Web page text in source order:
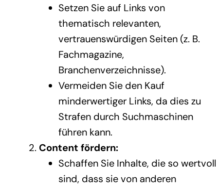
Setzen Sie auf Links von
thematisch relevanten,
vertrauenswürdigen Seiten (z. B.
Fachmagazine,
Branchenverzeichnisse).
Vermeiden Sie den Kauf
minderwertiger Links, da dies zu
Strafen durch Suchmaschinen
führen kann.
Content fördern:
Schaffen Sie Inhalte, die so wertvoll
sind, dass sie von anderen